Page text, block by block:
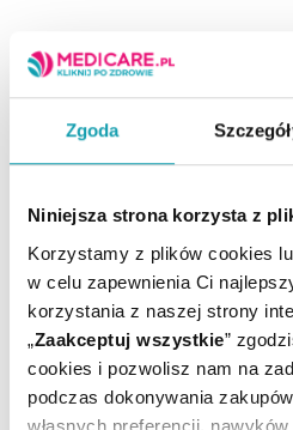
Zgoda
Niniejsza strona korzysta z
Korzystamy z plików cookies
w celu zapewnienia Ci
korzystania z naszej strony
„Zaakceptuj wszystkie”
cookies i pozwolisz nam na
podczas dokonywania
własnych preferencji,
Sorbitol- substancja
wodę na powierzchni
odpowiednio nawilża.
Sorbitol posiada słodki
Vanillyl Butyl Ether -
Dawkowanie
Nanosić odpowiednią ilość
dobrze wsmarowywać w
Doskonały do nawilżania i
podczas ćwiczeń na